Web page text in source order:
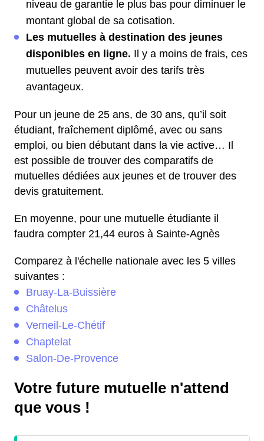
niveau de garantie le plus bas pour diminuer le
montant global de sa cotisation.
Les mutuelles à destination des jeunes
disponibles en ligne. Il y a moins de frais, ces
mutuelles peuvent avoir des tarifs très
avantageux.
Pour un jeune de 25 ans, de 30 ans, qu’il soit
étudiant, fraîchement diplômé, avec ou sans
emploi, ou bien débutant dans la vie active… Il
est possible de trouver des comparatifs de
mutuelles dédiées aux jeunes et de trouver des
devis gratuitement.
En moyenne, pour une mutuelle étudiante il
faudra compter 21,44 euros à Sainte-Agnès
Comparez à l'échelle nationale avec les 5 villes
suivantes :
Bruay-La-Buissière
Châtelus
Verneil-Le-Chétif
Chaptelat
Salon-De-Provence
Votre future mutuelle n'attend
que vous !